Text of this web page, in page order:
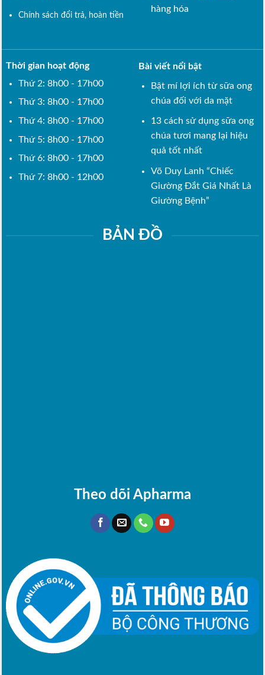
Chính sách đổi trả, hoàn tiền
hàng hóa
Thời gian hoạt động
Thứ 2: 8h00 - 17h00
Thứ 3: 8h00 - 17h00
Thứ 4: 8h00 - 17h00
Thứ 5: 8h00 - 17h00
Thứ 6: 8h00 - 17h00
Thứ 7: 8h00 - 12h00
Bài viết nổi bật
Bật mí lợi ích từ sữa ong
chúa đối với da mặt
13 cách sử dụng sữa ong
chúa tươi mang lại hiệu
quả tốt nhất
Võ Duy Lanh “Chiếc
Giường Đắt Giá Nhất Là
Giường Bệnh”
BẢN ĐỒ
Theo dõi Apharma